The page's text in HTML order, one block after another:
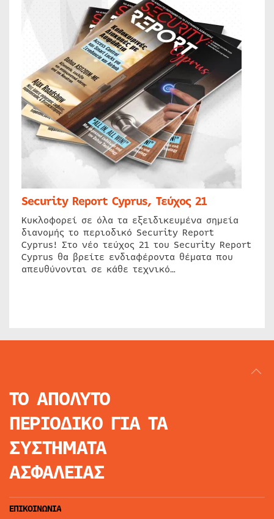
Security Report Cyprus, Τεύχος 21
Κυκλοφορεί σε όλα τα εξειδικευμένα σημεία
διανομής το περιοδικό Security Report
Cyprus! Στο νέο τεύχος 21 του Security Report
Cyprus θα βρείτε ενδιαφέροντα θέματα που
απευθύνονται σε κάθε τεχνικό…
ΤΟ ΑΠΟΛΥΤΟ
ΠΕΡΙΟΔΙΚΟ ΓΙΑ ΤΑ
ΣΥΣΤΗΜΑΤΑ
ΑΣΦΑΛΕΙΑΣ
ΕΠΙΚΟΙΝΩΝΙΑ